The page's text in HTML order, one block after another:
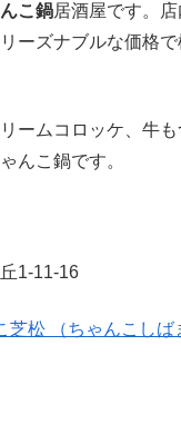
こ鍋居酒屋です。
ーズナブルな価格
ームコロッケ、牛も
んこ鍋です。
1-11-16
芝松 （ちゃんこしば